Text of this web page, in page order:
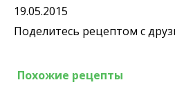
19.05.2015
Поделитесь рецептом с
Похожие рецепты